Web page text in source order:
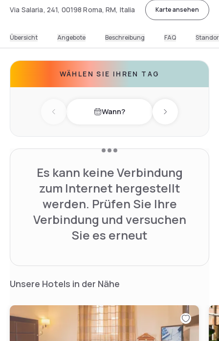
Via Salaria, 241, 00198 Roma, RM, Italia Karte ansehen
Übersicht Angebote Beschreibung FAQ
WÄHLEN SIE IHREN TAG
Previous day Wann? Next day
Es kann keine Verbindung
zum Internet hergestellt
werden. Prüfen Sie Ihre
Verbindung und versuchen
Sie es erneut
Unsere Hotels in der Nähe